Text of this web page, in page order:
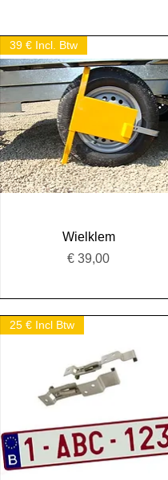
Snel overzicht
39 € Incl. Btw
Wielklem
Prijs
€ 39,00
25 € Incl Btw